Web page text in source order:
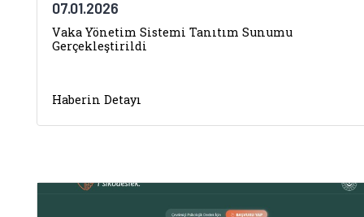
07.01.2026
Vaka Yönetim Sistemi Tanıtım Sunumu
Gerçekleştirildi
Haberin Detayı